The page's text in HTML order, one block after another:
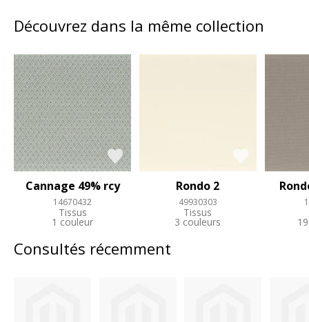
Découvrez dans la même collection
Cannage 49% rcy
14670432
Tissus
1 couleur
Rondo 2
49930303
Tissus
3 couleurs
Consultés récemment